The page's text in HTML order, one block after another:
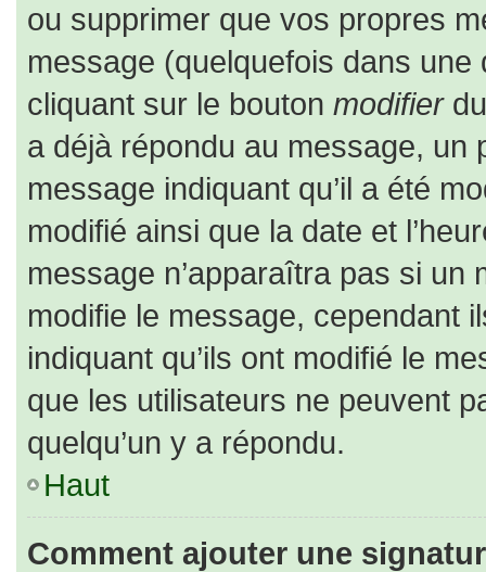
ou supprimer que vos propres
message (quelquefois dans
cliquant sur le bouton modifierdu
a déjà répondu au message, un
message indiquant qu’il a été
modifié ainsi que la date et
message n’apparaîtra pas si
modifie le message, cependant
indiquant qu’ils ont modifié le
que les utilisateurs ne peuvent
quelqu’un y a répondu.
Haut
Comment ajouter une